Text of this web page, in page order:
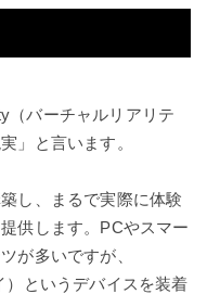
（バーチャルリアリテ
」と言います。
し、まるで実際に体験
供します。PCやスマー
が多いですが、
というデバイスを装着